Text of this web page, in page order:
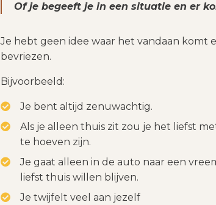
Of je begeeft je in een situatie en er
Je hebt geen idee waar het vandaan
bevriezen.
Bijvoorbeeld:
Je bent altijd zenuwachtig.
Als je alleen thuis zit zou je het liefst
te hoeven zijn.
Je gaat alleen in de auto naar een
liefst thuis willen blijven.
Je twijfelt veel aan jezelf